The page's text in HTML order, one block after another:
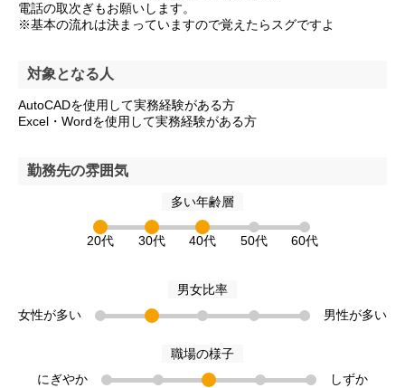
電話の取次ぎもお願いします。
※基本の流れは決まっていますので覚えたらスグですよ
対象となる人
AutoCADを使用して実務経験がある方
Excel・Wordを使用して実務経験がある方
勤務先の雰囲気
多い年齢層
20代 30代 40代 50代 60代
男女比率
女性が多い
男性が多い
職場の様子
にぎやか
しずか